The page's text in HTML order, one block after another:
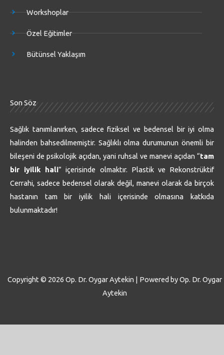
Workshoplar
Özel Eğitimler
Bütünsel Yaklaşım
Son Söz
Sağlık tanımlanırken, sadece fiziksel ve bedensel bir iyi olma
halinden bahsedilmemiştir. Sağlıklı olma durumunun önemli bir
bileşeni de psikolojik açıdan, yani ruhsal ve manevi açıdan “tam
bir iyilik hali” içerisinde olmaktır. Plastik ve Rekonstrüktif
Cerrahi, sadece bedensel olarak değil, manevi olarak da birçok
hastanın tam bir iyilik hali içerisinde olmasına katkıda
bulunmaktadır!
Copyright © 2026 Op. Dr. Oygar Aytekin | Powered by Op. Dr. Oygar
Aytekin